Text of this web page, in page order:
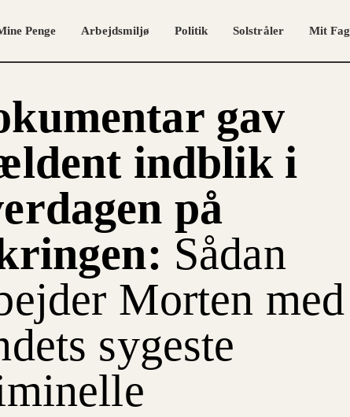
Penge Arbejdsmiljø Politik Solstråler Mit Fag
gav
indblik i
på
Sådan
Morten med
sygeste